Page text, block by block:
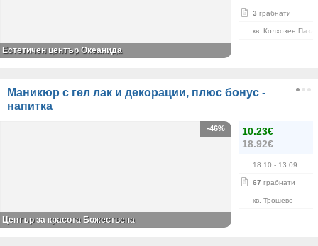
3 грабнати
кв. Колхозен
Естетичен център Океанида
Маникюр с гел лак и декорации, плюс бонус -
напитка
10.23€
18.92€
18.10 - 13.09
67 грабнати
кв. Трошево
-46%
Център за красота Божествена